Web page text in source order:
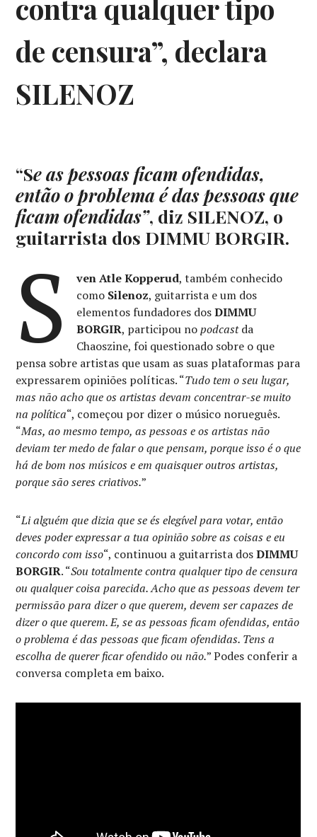
contra qualquer tipo
de censura”, declara
SILENOZ
“Se as pessoas ficam ofendidas,
então o problema é das pessoas que
ficam ofendidas”, diz SILENOZ, o
guitarrista dos DIMMU BORGIR.
S ven Atle Kopperud, também conhecido
como Silenoz, guitarrista e um dos
elementos fundadores dosDIMMU
BORGIR, participou nopodcastda
Chaoszine, foi questionado sobre o que
pensa sobre artistas que usam as suas plataformas para
expressarem opiniões políticas. “Tudo tem o seu lugar,
mas não acho que os artistas devam concentrar-se muito
na política“, começou por dizer o músico norueguês.
“Mas, ao mesmo tempo, as pessoas e os artistas não
deviam ter medo de falar o que pensam, porque isso é o que
há de bom nos músicos e em quaisquer outros artistas,
porque são seres criativos.”
“Li alguém que dizia que se és elegível para votar, então
deves poder expressar a tua opinião sobre as coisas e eu
concordo com isso“, continuou a guitarrista dosDIMMU
BORGIR. “Sou totalmente contra qualquer tipo de censura
ou qualquer coisa parecida. Acho que as pessoas devem ter
permissão para dizer o que querem, devem ser capazes de
dizer o que querem. E, se as pessoas ficam ofendidas, então
o problema é das pessoas que ficam ofendidas. Tens a
escolha de querer ficar ofendido ou não.” Podes conferir a
conversa completa em baixo.